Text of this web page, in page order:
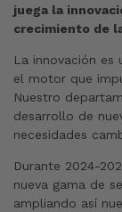
juega la
crecimiento de
La innovación es
el motor que
Nuestro
desarrollo de
necesidades
Durante 2024-
nueva gama de
ampliando así